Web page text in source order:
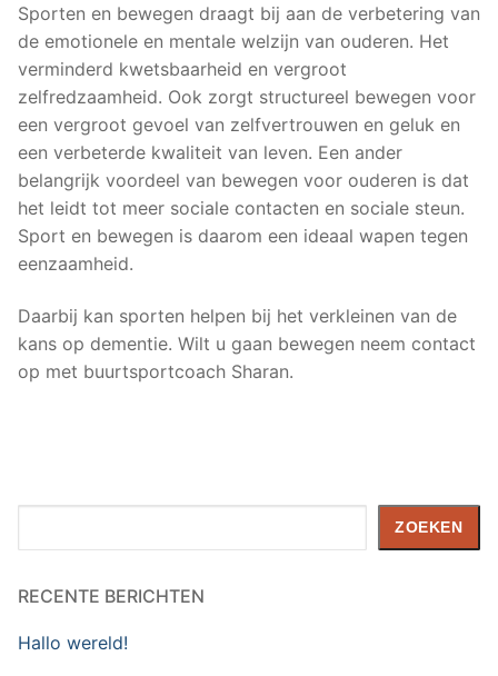
Sporten en bewegen draagt bij aan de verbetering van
de emotionele en mentale welzijn van ouderen. Het
verminderd kwetsbaarheid en vergroot
zelfredzaamheid. Ook zorgt structureel bewegen voor
een vergroot gevoel van zelfvertrouwen en geluk en
een verbeterde kwaliteit van leven. Een ander
belangrijk voordeel van bewegen voor ouderen is dat
het leidt tot meer sociale contacten en sociale steun.
Sport en bewegen is daarom een ideaal wapen tegen
eenzaamheid.
Daarbij kan sporten helpen bij het verkleinen van de
kans op dementie. Wilt u gaan bewegen neem contact
op met buurtsportcoach Sharan.
ZOEKEN
RECENTE BERICHTEN
Hallo wereld!